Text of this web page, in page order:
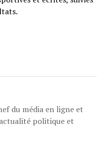
du média en ligne et
politique et